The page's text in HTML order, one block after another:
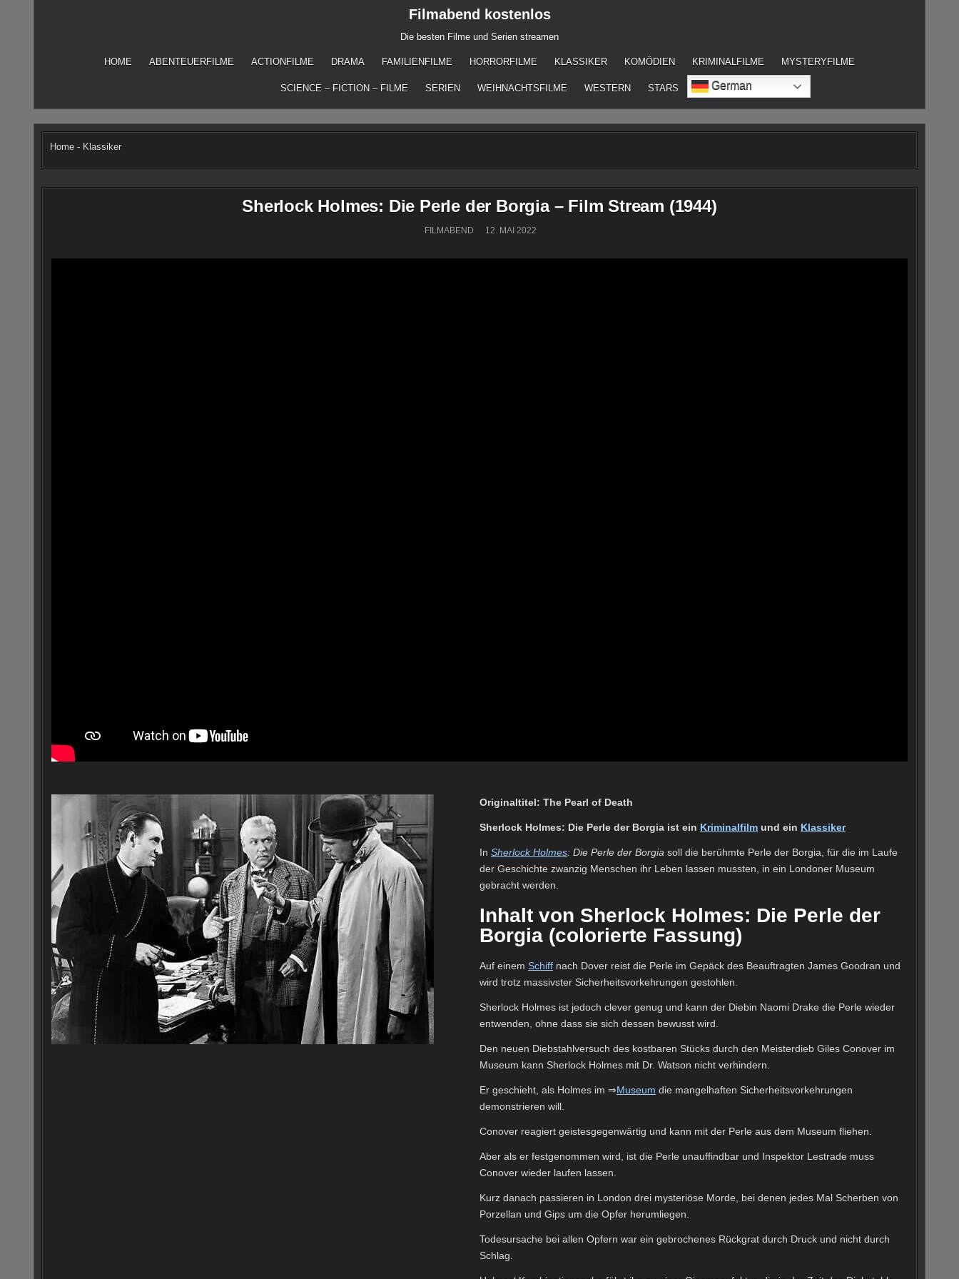
Filmabend kostenlos
Die besten Filme und Serien streamen
HOME ABENTEUERFILME ACTIONFILME DRAMA FAMILIENFILME HORRORFILME KLASSIKER KOMÖDIEN KRIMINALFILME MYSTERYFILME
SCIENCE – FICTION – FILME SERIEN WEIHNACHTSFILME WESTERN STARS German
Home - Klassiker
Sherlock Holmes: Die Perle der Borgia – Film Stream (1944)
FILMABEND 12. MAI 2022
Originaltitel: The Pearl of Death
Sherlock Holmes: Die Perle der Borgia ist ein Kriminalfilm und ein Klassiker
In Sherlock Holmes: Die Perle der Borgia soll die berühmte Perle der Borgia, für die im Laufe
der Geschichte zwanzig Menschen ihr Leben lassen mussten, in ein Londoner Museum
gebracht werden.
Inhalt von Sherlock Holmes: Die Perle der
Borgia (colorierte Fassung)
Auf einem Schiff nach Dover reist die Perle im Gepäck des Beauftragten James Goodran und
wird trotz massivster Sicherheitsvorkehrungen gestohlen.
Sherlock Holmes ist jedoch clever genug und kann der Diebin Naomi Drake die Perle wieder
entwenden, ohne dass sie sich dessen bewusst wird.
Den neuen Diebstahlversuch des kostbaren Stücks durch den Meisterdieb Giles Conover im
Museum kann Sherlock Holmes mit Dr. Watson nicht verhindern.
Er geschieht, als Holmes im ⇒Museum die mangelhaften Sicherheitsvorkehrungen
demonstrieren will.
Conover reagiert geistesgegenwärtig und kann mit der Perle aus dem Museum fliehen.
Aber als er festgenommen wird, ist die Perle unauffindbar und Inspektor Lestrade muss
Conover wieder laufen lassen.
Kurz danach passieren in London drei mysteriöse Morde, bei denen jedes Mal Scherben von
Porzellan und Gips um die Opfer herumliegen.
Todesursache bei allen Opfern war ein gebrochenes Rückgrat durch Druck und nicht durch
Schlag.